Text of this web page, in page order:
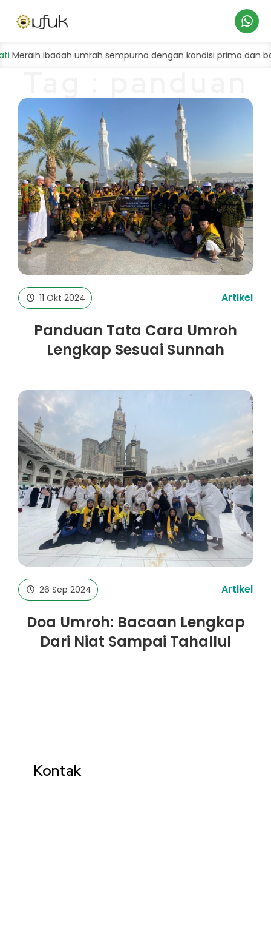
ibadah umrah sempurna dengan kondisi prima dan
umroh
11 Okt 2024 Artikel
Panduan Tata Cara Umroh
Lengkap Sesuai Sunnah
26 Sep 2024 Artikel
Doa Umroh: Bacaan Lengkap
Dari Niat Sampai Tahallul
Kontak